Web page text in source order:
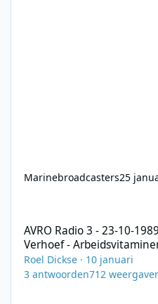
Marinebroadcasters25
AVRO Radio 3 - 23-10-
Verhoef -
Roel Dickse · 10 januari
3 antwoorden712